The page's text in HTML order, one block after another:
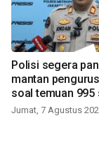
Polisi segera
mantan
soal temuan 995
Jumat, 7 Agustus